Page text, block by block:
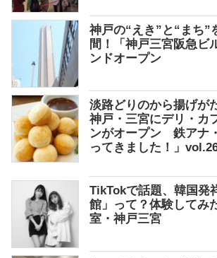
神戸の“えき”と“まち”
間！「神戸三宮阪急ビ
ンドオープン
淡路どりのから揚げが
神戸・三宮にデリ・カ
ンがオープン 鉄アナ
ってきました！」
TikTokで話題、韓国発
館」って？体験して
室・神戸三宮